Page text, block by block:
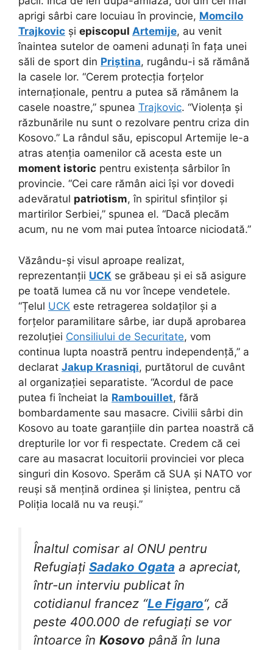
aprigi sârbi care locuiau în provincie, Momcilo
Trajkovic și episcopul Artemije, au venit
înaintea sutelor de oameni adunați în fața unei
săli de sport din Priștina, rugându-i să rămână
la casele lor. “Cerem protecția forțelor
internaționale, pentru a putea să rămânem la
casele noastre,” spunea Trajkovic. “Violența și
răzbunările nu sunt o rezolvare pentru criza din
Kosovo.” La rândul său, episcopul Artemije le-a
atras atenția oamenilor că acesta este un
moment istoric pentru existența sârbilor în
provincie. “Cei care rămân aici își vor dovedi
adevăratul patriotism, în spiritul sfinților și
martirilor Serbiei,” spunea el. “Dacă plecăm
acum, nu ne vom mai putea întoarce niciodată.”
Văzându-și visul aproape realizat,
reprezentanții UCK se grăbeau și ei să asigure
pe toată lumea că nu vor începe vendetele.
“Țelul UCK este retragerea soldaților și a
forțelor paramilitare sârbe, iar după aprobarea
rezoluției Consiliului de Securitate, vom
continua lupta noastră pentru independență,” a
declarat Jakup Krasniqi, purtătorul de cuvânt
al organizației separatiste. “Acordul de pace
putea fi încheiat la Rambouillet, fără
bombardamente sau masacre. Civilii sârbi din
Kosovo au toate garanțiile din partea noastră că
drepturile lor vor fi respectate. Credem că cei
care au masacrat locuitorii provinciei vor pleca
singuri din Kosovo. Sperăm că SUA și NATO vor
reuși să mențină ordinea și liniștea, pentru că
Poliția locală nu va reuși.”
Înaltul comisar al ONU pentru
Refugiați Sadako Ogata a apreciat,
într-un interviu publicat în
cotidianul francez “Le Figaro“, că
peste 400.000 de refugiați se vor
întoarce în Kosovo până în luna